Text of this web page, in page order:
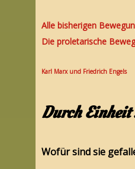
Alle bisherigen
Die proletarische
Karl Marx und Friedrich Engels
Durch Einheit
Wofür sind sie